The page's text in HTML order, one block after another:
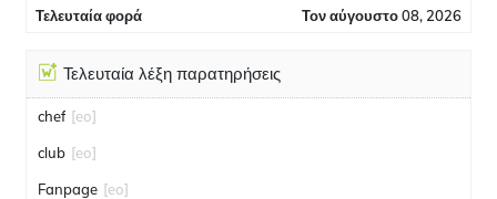
Τελευταία φορά Τον αύγουστο 08, 2026
Τελευταία λέξη παρατηρήσεις
chef [eo]
club [eo]
Fanpage [eo]